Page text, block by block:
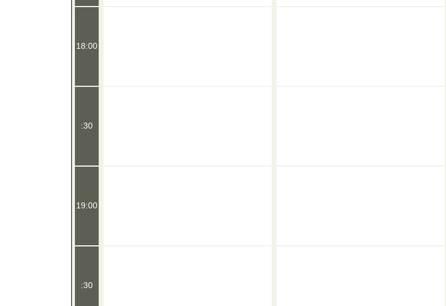
18:00
:30
19:00
:30